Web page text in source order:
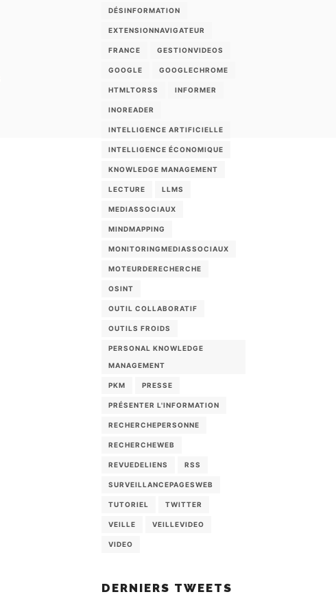
DÉSINFORMATION
EXTENSIONNAVIGATEUR
FRANCE GESTIONVIDEOS
GOOGLE GOOGLECHROME
HTMLTORSS INFORMER
INOREADER
INTELLIGENCE ARTIFICIELLE
INTELLIGENCE ÉCONOMIQUE
KNOWLEDGE MANAGEMENT
LECTURE LLMS
MEDIASSOCIAUX
MINDMAPPING
MONITORINGMEDIASSOCIAUX
MOTEURDERECHERCHE
OSINT
OUTIL COLLABORATIF
OUTILS FROIDS
PERSONAL KNOWLEDGE
MANAGEMENT
PKM PRESSE
PRÉSENTER L'INFORMATION
RECHERCHEPERSONNE
RECHERCHEWEB
REVUEDELIENS RSS
SURVEILLANCEPAGESWEB
TUTORIEL TWITTER
VEILLE VEILLEVIDEO
VIDEO
DERNIERS TWEETS